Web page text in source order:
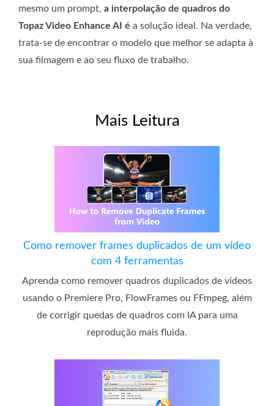
mesmo um prompt, a interpolação de quadros do
Topaz Video Enhance AI é a solução ideal. Na verdade,
trata-se de encontrar o modelo que melhor se adapta à
sua filmagem e ao seu fluxo de trabalho.
Mais Leitura
Como remover frames duplicados de um vídeo
com 4 ferramentas
Aprenda como remover quadros duplicados de vídeos
usando o Premiere Pro, FlowFrames ou FFmpeg, além
de corrigir quedas de quadros com IA para uma
reprodução mais fluida.